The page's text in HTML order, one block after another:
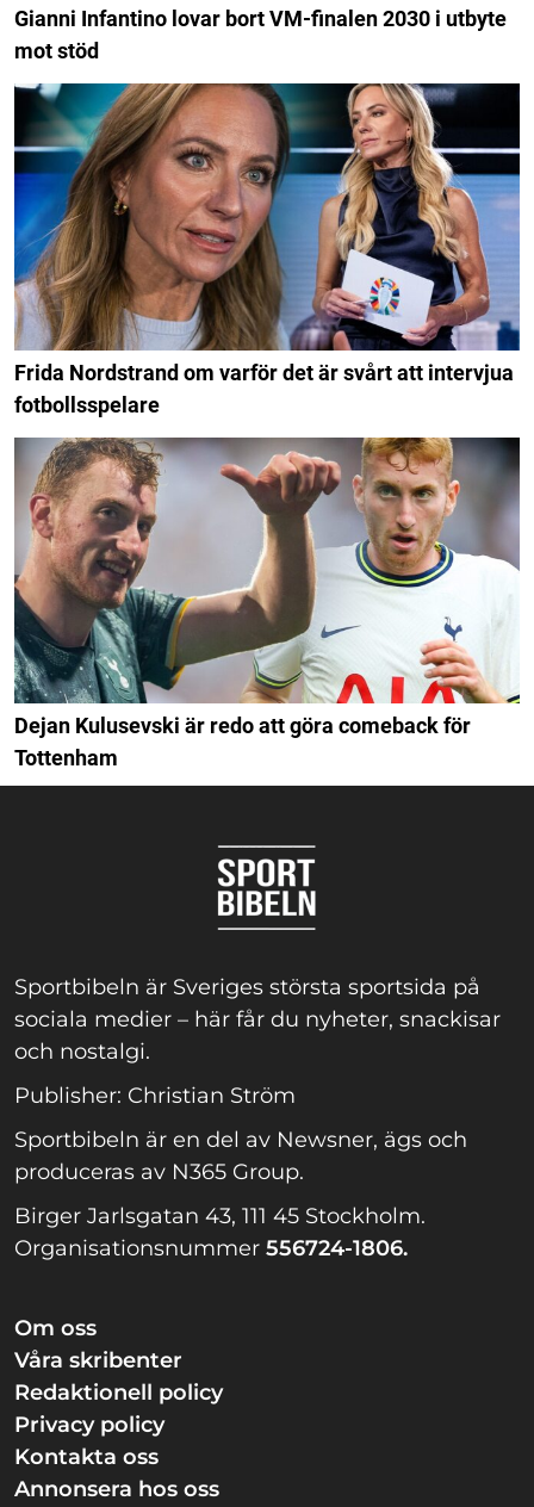
Gianni Infantino lovar bort VM-finalen 2030 i utbyte
mot stöd
Frida Nordstrand om varför det är svårt att intervjua
fotbollsspelare
Dejan Kulusevski är redo att göra comeback för
Tottenham
Sportbibeln är Sveriges största sportsida på
sociala medier – här får du nyheter, snackisar
och nostalgi.
Publisher: Christian Ström
Sportbibeln är en del av Newsner, ägs och
produceras av N365 Group.
Birger Jarlsgatan 43, 111 45 Stockholm.
Organisationsnummer 556724-1806.
Om oss
Våra skribenter
Redaktionell policy
Privacy policy
Kontakta oss
Annonsera hos oss